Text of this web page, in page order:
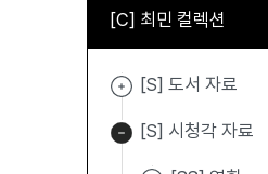
[C] 최민 컬렉션
[S] 도서 자료
[S] 시청각 자료